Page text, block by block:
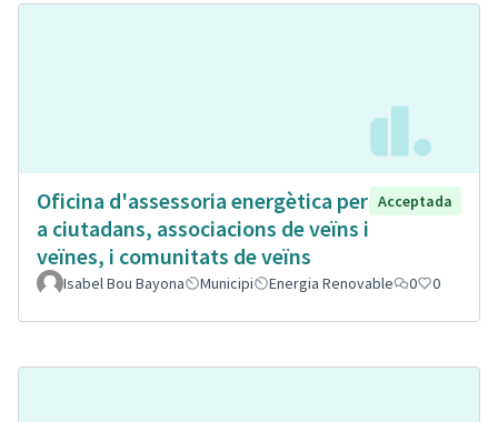
Oficina d'assessoria energètica per
a ciutadans, associacions de veïns i
veïnes, i comunitats de veïns
Acceptada
Isabel Bou Bayona Municipi Energia Renovable 0 0